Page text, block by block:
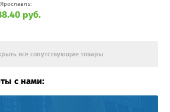
руб.
все сопутствующие товары
с нами: